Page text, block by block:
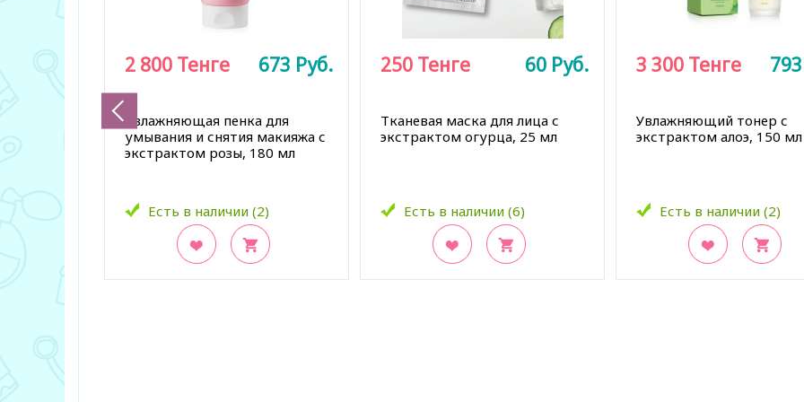
Увлажняющая пенка для
умывания и снятия макияжа с
экстрактом розы, 180 мл
Есть в наличии (2)
2 800 Тенге 673 Руб.
Тканевая маска для лица с
экстрактом огурца, 25 мл
Есть в наличии (6)
250 Тенге 60 Руб.
Увлажняющий тонер с
экстрактом алоэ, 150 мл
Есть в наличии (2)
3 300 Тенге 793